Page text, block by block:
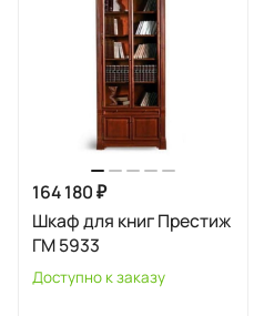
164 180 ₽
Шкаф для книг Престиж
ГМ 5933
Доступно к заказу